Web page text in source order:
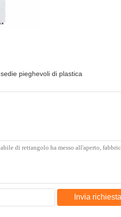
sedie pieghevoli di plastica
Invia richiesta